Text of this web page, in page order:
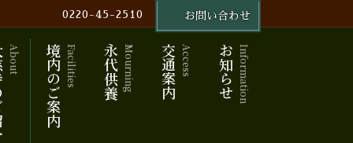
0220-45-2510 お問い合わせ
About 境内のご案内Facilities 永代供養Mourning 交通案内 Access お知らせInformation